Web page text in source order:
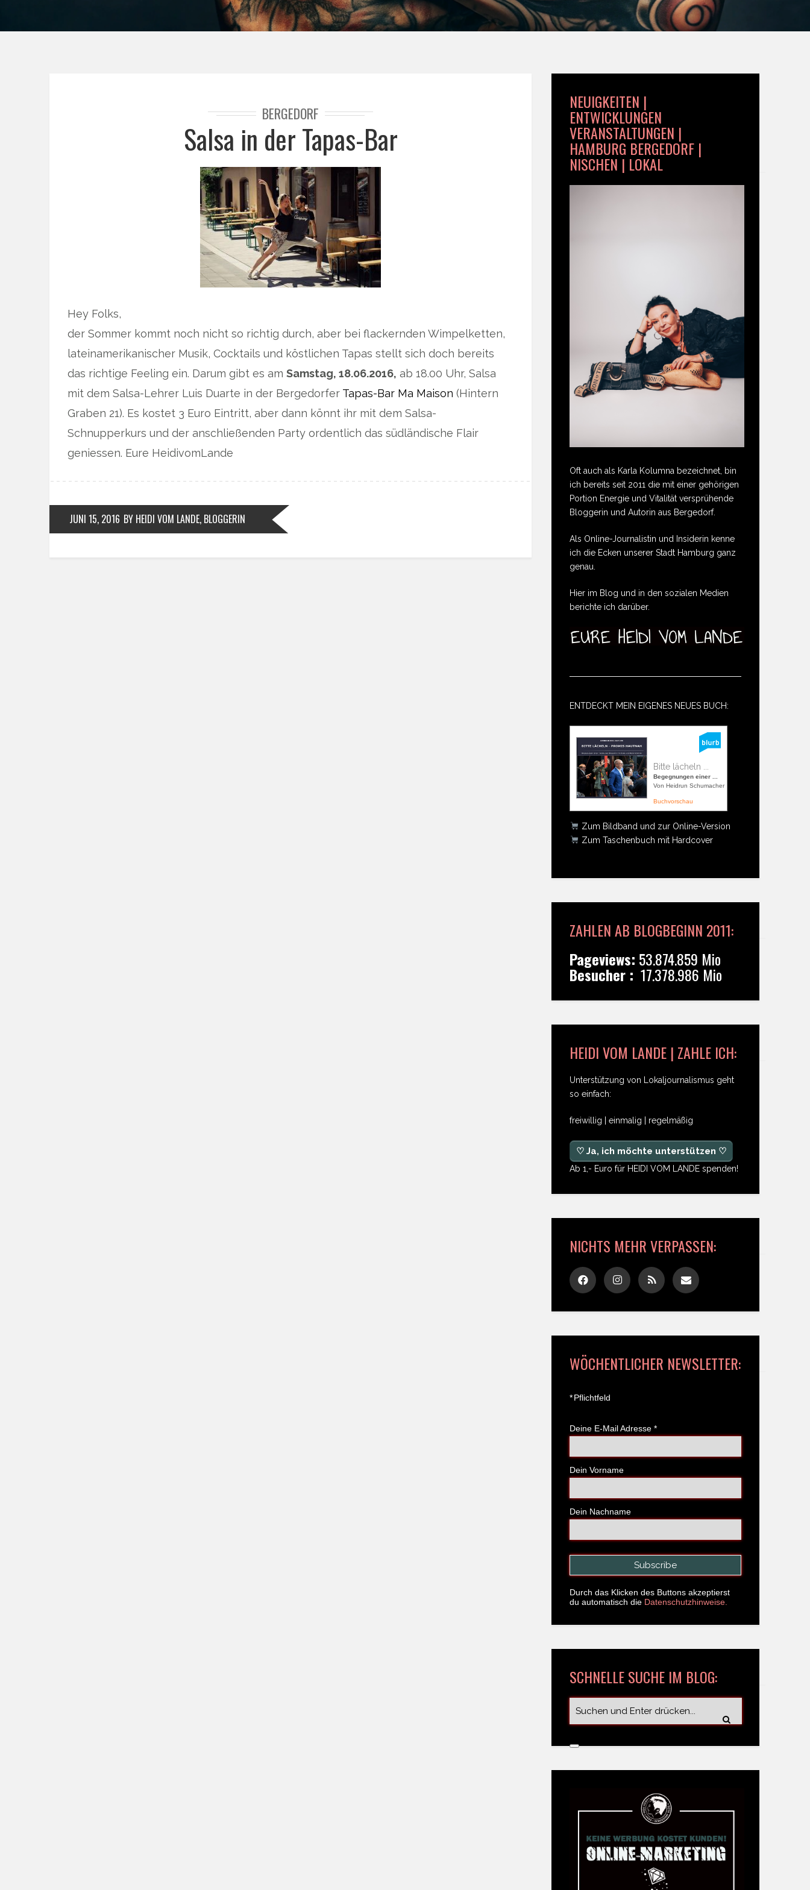
BERGEDORF
Salsa in der Tapas-Bar
Hey Folks,
der Sommer kommt noch nicht so richtig durch, aber bei flackernden Wimpelketten,
lateinamerikanischer Musik, Cocktails und köstlichen Tapas stellt sich doch bereits
das richtige Feeling ein. Darum gibt es am Samstag, 18.06.2016, ab 18.00 Uhr, Salsa
mit dem Salsa-Lehrer Luis Duarte in der Bergedorfer Tapas-Bar Ma Maison (Hintern
Graben 21). Es kostet 3 Euro Eintritt, aber dann könnt ihr mit dem Salsa-
Schnupperkurs und der anschließenden Party ordentlich das südländische Flair
geniessen. Eure HeidivomLande
JUNI 15, 2016 BY HEIDI VOM LANDE, BLOGGERIN
NEUIGKEITEN |
ENTWICKLUNGEN
VERANSTALTUNGEN |
HAMBURG BERGEDORF |
NISCHEN | LOKAL
Oft auch als Karla Kolumna bezeichnet, bin
ich bereits seit 2011 die mit einer gehörigen
Portion Energie und Vitalität versprühende
Bloggerin und Autorin aus Bergedorf.
Als Online-Journalistin und Insiderin kenne
ich die Ecken unserer Stadt Hamburg ganz
genau.
Hier im Blog und in den sozialen Medien
berichte ich darüber.
ENTDECKT MEIN EIGENES NEUES BUCH:
Bitte lächeln ...
Begegnungen einer ...
Von Heidrun Schumacher
Buchvorschau
Zum Bildband und zur Online-Version
Zum Taschenbuch mit Hardcover
ZAHLEN AB BLOGBEGINN 2011:
Pageviews: 53.874.859 Mio
Besucher : 17.378.986 Mio
HEIDI VOM LANDE | ZAHLE ICH:
Unterstützung von Lokaljournalismus geht
so einfach:
freiwillig | einmalig | regelmäßig
♡ Ja, ich möchte unterstützen ♡
Ab 1,- Euro für HEIDI VOM LANDE spenden!
NICHTS MEHR VERPASSEN:
WÖCHENTLICHER NEWSLETTER:
*Pflichtfeld
Deine E-Mail Adresse *
Dein Vorname
Dein Nachname
Durch das Klicken des Buttons akzeptierst
du automatisch die Datenschutzhinweise.
SCHNELLE SUCHE IM BLOG: